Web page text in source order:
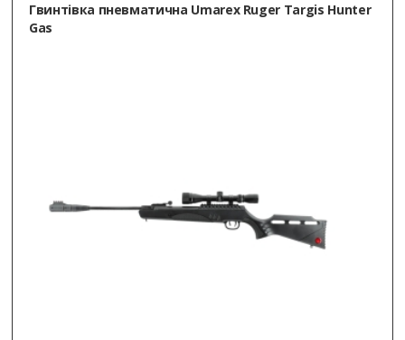
Гвинтівка пневматична Umarex Ruger Targis Hunter
Gas